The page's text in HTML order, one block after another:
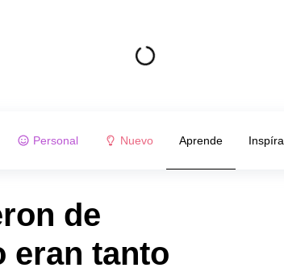
Personal Nuevo Aprende
de
eran tanto